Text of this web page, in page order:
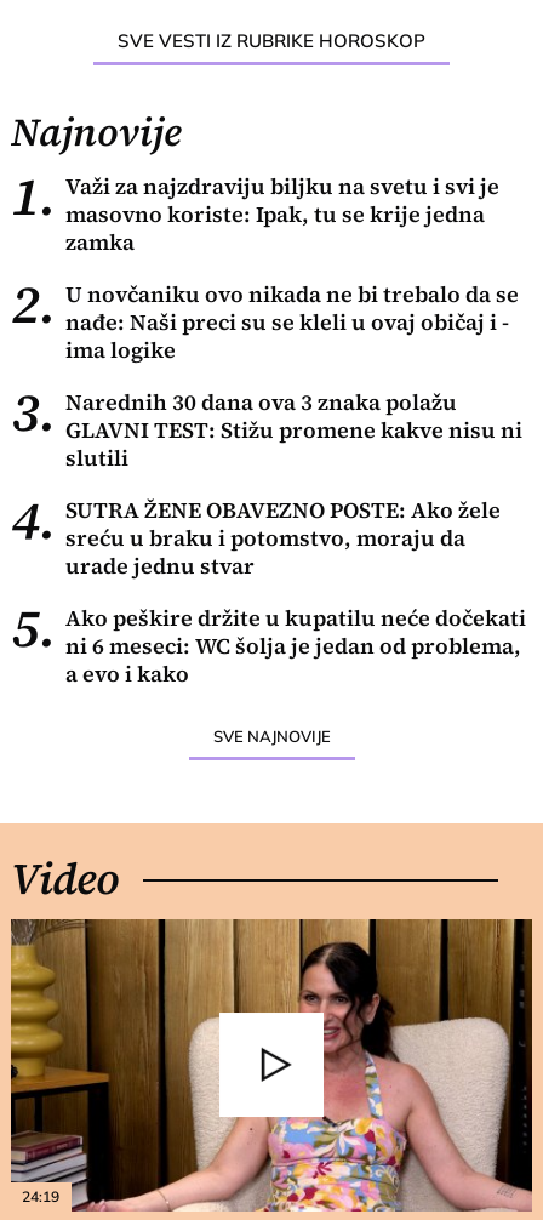
SVE VESTI IZ RUBRIKE HOROSKOP
Najnovije
1. Važi za najzdraviju biljku na svetu i svi je
masovno koriste: Ipak, tu se krije jedna
zamka
2. U novčaniku ovo nikada ne bi trebalo da se
nađe: Naši preci su se kleli u ovaj običaj i -
ima logike
3. Narednih 30 dana ova 3 znaka polažu
GLAVNI TEST: Stižu promene kakve nisu ni
slutili
4. SUTRA ŽENE OBAVEZNO POSTE: Ako žele
sreću u braku i potomstvo, moraju da
urade jednu stvar
5. Ako peškire držite u kupatilu neće dočekati
ni 6 meseci: WC šolja je jedan od problema,
a evo i kako
SVE NAJNOVIJE
Video
24:19